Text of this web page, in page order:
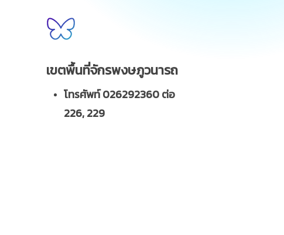
เขตพื้นที่จักรพงษภูวนารถ
โทรศัพท์ 026292360 ต่อ
226, 229